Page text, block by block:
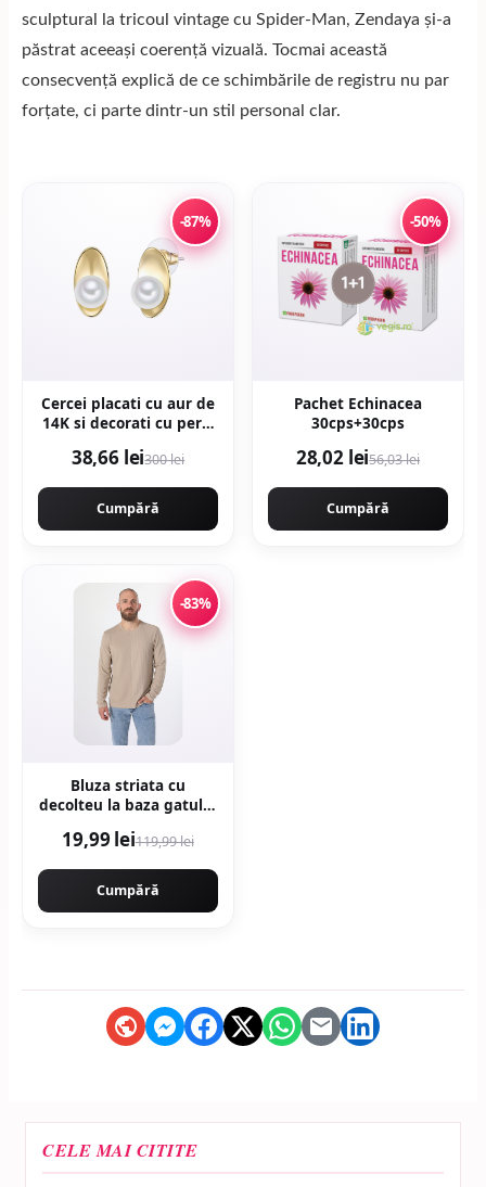
sculptural la tricoul vintage cu Spider-Man, Zendaya și-a
păstrat aceeași coerență vizuală. Tocmai această
consecvență explică de ce schimbările de registru nu par
forțate, ci parte dintr-un stil personal clar.
-87%
Cercei placati cu aur de
14K si decorati cu perle
38,66 lei300 lei
Cumpără
-50%
Pachet Echinacea
30cps+30cps
28,02 lei56,03 lei
Cumpără
-83%
Bluza striata cu
decolteu la baza gatului
19,99 lei119,99 lei
Cumpără
CELE MAI CITITE